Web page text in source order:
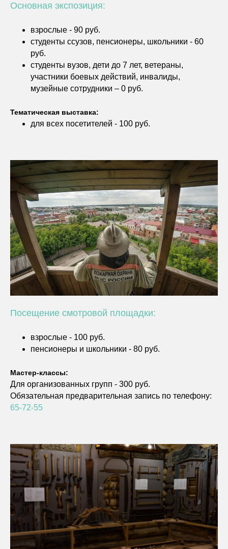
Основная экспозиция:
взрослые - 90 руб.
студенты ссузов, пенсионеры, школьники - 60
руб.
студенты вузов, дети до 7 лет, ветераны,
участники боевых действий, инвалиды,
музейные сотрудники – 0 руб.
Тематическая выставка:
для всех посетителей - 100 руб.
Посещение смотровой площадки:
взрослые - 100 руб.
пенсионеры и школьники - 80 руб.
Мастер-классы:
Для организованных групп - 300 руб.
Обязательная предварительная запись по телефону:
65-72-55